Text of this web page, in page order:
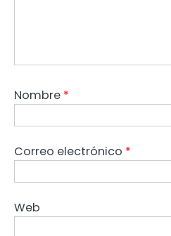
Nombre *
Correo electrónico *
Web